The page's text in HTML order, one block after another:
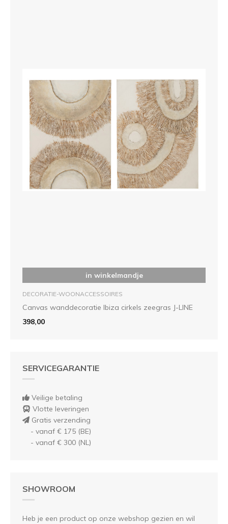
in winkelmandje
DECORATIE-WOONACCESSOIRES
Canvas wanddecoratie Ibiza cirkels zeegras J-LINE
398,00
SERVICEGARANTIE
Veilige betaling
Vlotte leveringen
Gratis verzending
- vanaf € 175 (BE)
- vanaf € 300 (NL)
SHOWROOM
Heb je een product op onze webshop gezien en wil